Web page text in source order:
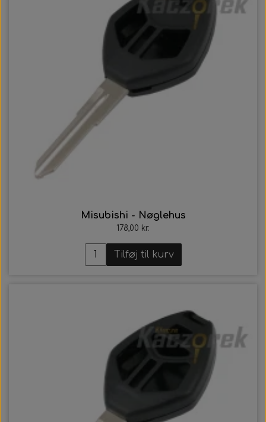
Misubishi - Nøglehus
178,00 kr.
Tilføj til kurv